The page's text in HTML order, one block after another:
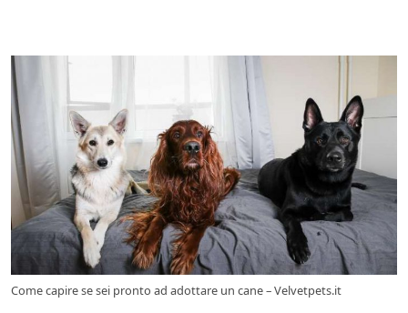
Come capire se sei pronto ad adottare un cane – Velvetpets.it